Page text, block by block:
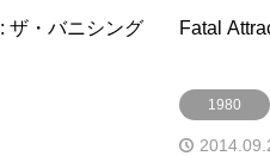
ザ・バニシング
Fatal
1980